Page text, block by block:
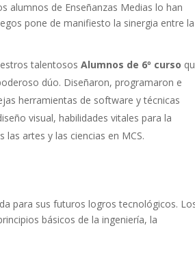
alumnos de Enseñanzas Medias lo han
pone de manifiesto la sinergia entre la
talentososAlumnos de 6º curso
dúo. Diseñaron, programaron e
herramientas de software y técnicas
visual, habilidades vitales para la
artes y las ciencias en MCS.
para sus futuros logros tecnológicos.
básicos de la ingeniería, la